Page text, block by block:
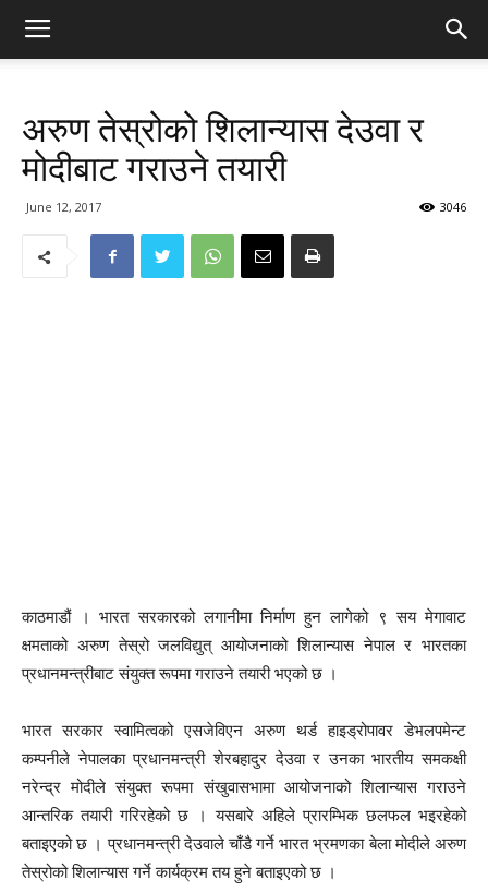
अरुण तेस्रोको शिलान्यास देउवा र
मोदीबाट गराउने तयारी
June 12, 2017 3046
काठमाडौं । भारत सरकारको लगानीमा निर्माण हुन लागेको ९ सय मेगावाट
क्षमताको अरुण तेस्रो जलविद्युत् आयोजनाको शिलान्यास नेपाल र भारतका
प्रधानमन्त्रीबाट संयुक्त रूपमा गराउने तयारी भएको छ ।
भारत सरकार स्वामित्वको एसजेविएन अरुण थर्ड हाइड्रोपावर डेभलपमेन्ट
कम्पनीले नेपालका प्रधानमन्त्री शेरबहादुर देउवा र उनका भारतीय समकक्षी
नरेन्द्र मोदीले संयुक्त रूपमा संखुवासभामा आयोजनाको शिलान्यास गराउने
आन्तरिक तयारी गरिरहेको छ । यसबारे अहिले प्रारम्भिक छलफल भइरहेको
बताइएको छ । प्रधानमन्त्री देउवाले चाँडै गर्ने भारत भ्रमणका बेला मोदीले अरुण
तेस्रोको शिलान्यास गर्ने कार्यक्रम तय हुने बताइएको छ ।